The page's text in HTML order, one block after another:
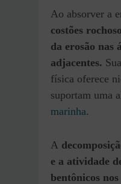
Ao absorver a
costões
da erosão nas
adjacentes.
física oferece
suportam uma
marinha.
A
e a atividade
bentônicos